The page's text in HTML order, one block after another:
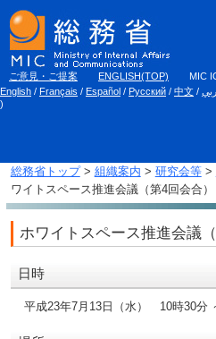
ご意見・ご提案 ENGLISH(TOP) MIC
English / Français / Español / Русский / 中文 /
)
総務省トップ> 組織案内 > 研究会等>
ワイトスペース推進会議（第4回会合）
ホワイトスペース推進会議（
日時
平成23年7月13日（水） 10時30分